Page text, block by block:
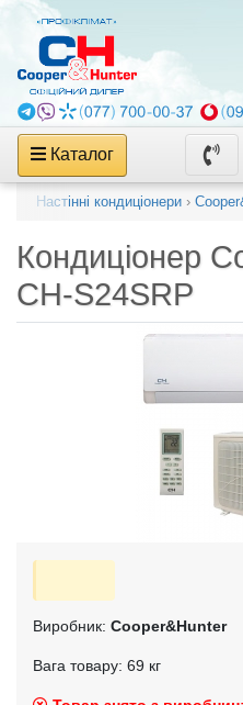
Каталог
Настінні кондиціонери ›
Кондиціонер
CH-S24SRP
Виробник: Cooper&Hunter
Вага товару: 69 кг